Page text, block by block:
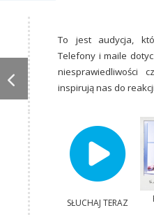
To jest audycja,
Telefony i maile
niesprawiedliwości
inspirują nas do
SŁUCHAJ TERAZ